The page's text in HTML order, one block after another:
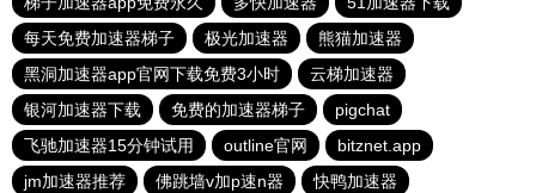
每天免费加速器梯子
极光加速器
熊猫加速器
黑洞加速器app官网下载免费3小时
云梯加速器
银河加速器下载
免费的加速器梯子
pigchat
飞驰加速器15分钟试用
outline官网
bitznet.app
jm加速器推荐
佛跳墙v加p速n器 快鸭加速器